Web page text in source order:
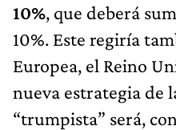
10%, que deberá
10%. Este regiría
Europea, el Reino
nueva estrategia de
“trumpista” será,